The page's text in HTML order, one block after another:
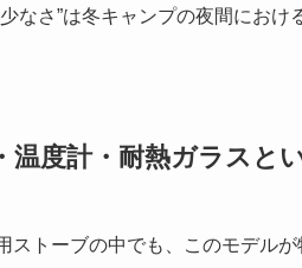
なさ”は冬キャンプの夜間におけ
温度計・耐熱ガラスと
ストーブの中でも、このモデルが